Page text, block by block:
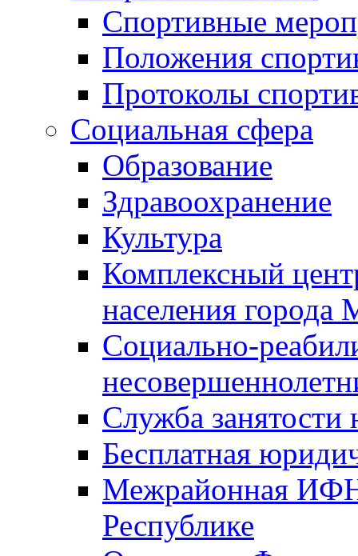
Спортивные
Положения
Протоколы
Социальная сфера
Образование
Здравоохранение
Культура
Комплексный
населения города
Социально-
Служба занятости
Бесплатная
Межрайонная
Республике